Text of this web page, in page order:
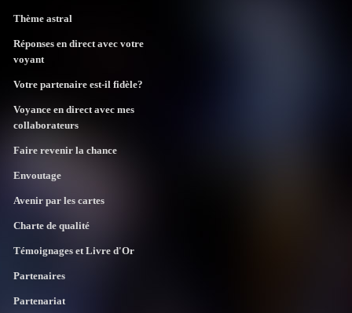
Thème astral
Réponses en direct avec votre
voyant
Votre partenaire est-il fidèle?
Voyance en direct avec mes
collaborateurs
Faire revenir la chance
Envoutage
Avenir par les cartes
Charte de qualité
Témoignages et Livre d'Or
Partenaires
Partenariat